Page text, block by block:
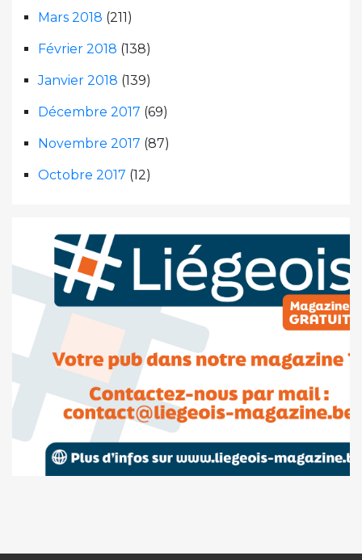
Mars 2018 (211)
Février 2018 (138)
Janvier 2018 (139)
Décembre 2017 (69)
Novembre 2017 (87)
Octobre 2017 (12)